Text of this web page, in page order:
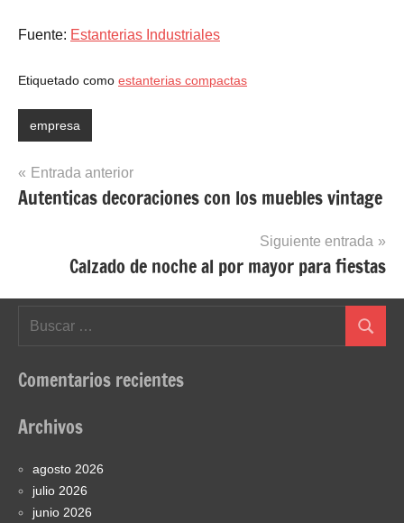
Fuente: Estanterias Industriales
Etiquetado como estanterias compactas
empresa
Navegación
de
Entrada anterior
Autenticas decoraciones con los muebles vintage
Siguiente entrada
Calzado de noche al por mayor para fiestas
Buscar
Comentarios recientes
Archivos
agosto 2026
julio 2026
junio 2026